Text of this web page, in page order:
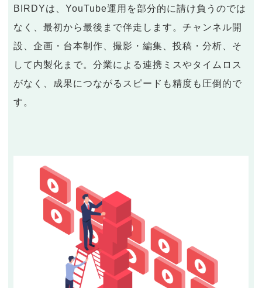
BIRDYは、YouTube運用を部分的に請け負うのでは
なく、最初から最後まで伴走します。チャンネル開
設、企画・台本制作、撮影・編集、投稿・分析、そ
して内製化まで。分業による連携ミスやタイムロス
がなく、成果につながるスピードも精度も圧倒的で
す。